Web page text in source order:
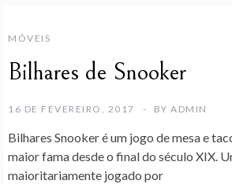
MÓVEIS
Bilhares de Snooker
16 DE FEVEREIRO, 2017 BY ADMIN
Bilhares Snooker é um jogo de mesa e
maior fama desde o final do século XIX.
maioritariamente jogado por